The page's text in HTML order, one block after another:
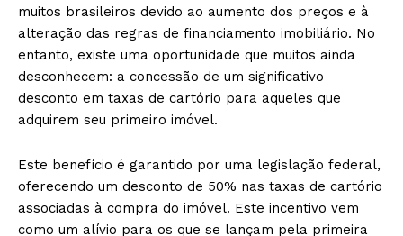
muitos brasileiros devido ao aumento dos preços e à
alteração das regras de financiamento imobiliário. No
entanto, existe uma oportunidade que muitos ainda
desconhecem: a concessão de um significativo
desconto em taxas de cartório para aqueles que
adquirem seu primeiro imóvel.
Este benefício é garantido por uma legislação federal,
oferecendo um desconto de 50% nas taxas de cartório
associadas à compra do imóvel. Este incentivo vem
como um alívio para os que se lançam pela primeira